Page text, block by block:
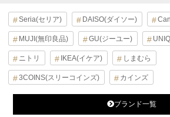
Seria(セリア) DAISO(ダイソー)
MUJI(無印良品) GU(ジーユー)
ニトリ IKEA(イケア) しまむら
3COINS(スリーコインズ) カインズ
ブランド一覧